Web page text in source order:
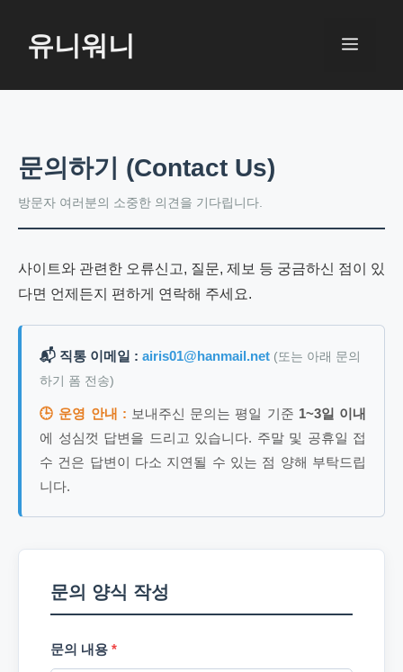
로
유니워니 메
문의하기 (Contact Us)
방문자 여러분의 소중한 의견을 기다립니다.
사이트와 관련한 오류신고, 질문, 제보 등 궁금하신 점이 있
다면 언제든지 편하게 연락해 주세요.
📬 직통 이메일 : airis01@hanmail.net (또는 아래 문의
하기 폼 전송)
🕒 운영 안내 : 보내주신 문의는 평일 기준 1~3일 이내
에 성심껏 답변을 드리고 있습니다. 주말 및 공휴일 접
수 건은 답변이 다소 지연될 수 있는 점 양해 부탁드립
니다.
문의 양식 작성
문의 내용 *